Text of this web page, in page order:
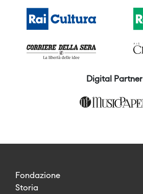
Digital Partner
Fondazione
Storia